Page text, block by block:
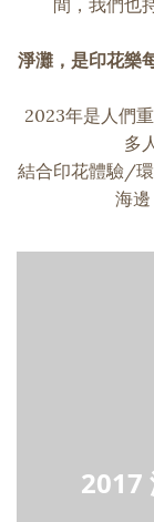
淨灘，是印花樂
2023年是人們
多
結合印花體驗/
海邊
2017